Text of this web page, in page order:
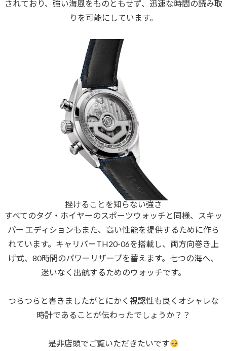
されており、強い海風をものともせず、迅速な時間の読み取
りを可能にしています。
挫けることを知らない強さ
すべてのタグ・ホイヤーのスポーツウォッチと同様、スキッ
パー エディションもまた、高い性能を提供するために作ら
れています。キャリバーTH20-06を搭載し、両方向巻き上
げ式、80時間のパワーリザーブを蓄えます。七つの海へ、
迷いなく出航するためのウォッチです。
つらつらと書きましたがとにかく視認性も良くオシャレな
時計であることが伝わったでしょうか？？
是非店頭でご覧いただきたいです